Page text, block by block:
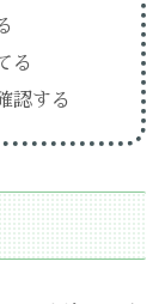
る
認する